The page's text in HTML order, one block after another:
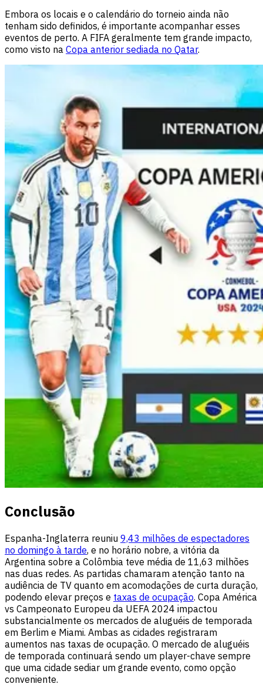
Embora os locais e o calendário do torneio ainda não
tenham sido definidos, é importante acompanhar esses
eventos de perto. A FIFA geralmente tem grande impacto,
como visto na Copa anterior sediada no Qatar.
Conclusão
Espanha-Inglaterra reuniu 9,43 milhões de espectadores
no domingo à tarde, e no horário nobre, a vitória da
Argentina sobre a Colômbia teve média de 11,63 milhões
nas duas redes. As partidas chamaram atenção tanto na
audiência de TV quanto em acomodações de curta duração,
podendo elevar preços e taxas de ocupação. Copa América
vs Campeonato Europeu da UEFA 2024 impactou
substancialmente os mercados de aluguéis de temporada
em Berlim e Miami. Ambas as cidades registraram
aumentos nas taxas de ocupação. O mercado de aluguéis
de temporada continuará sendo um player-chave sempre
que uma cidade sediar um grande evento, como opção
conveniente.